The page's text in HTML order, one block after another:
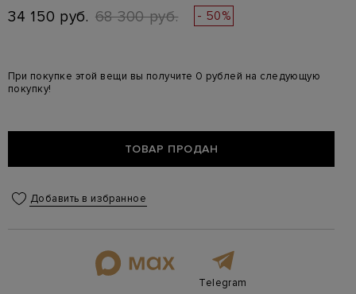
34 150 руб. 68 300 руб. - 50%
При покупке этой вещи вы получите 0 рублей на следующую
покупку!
ТОВАР ПРОДАН
Добавить в избранное
Telegram